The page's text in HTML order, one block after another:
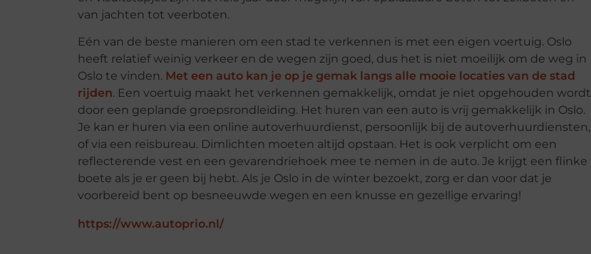
van jachten tot veerboten.
Eén van de beste manieren om een stad te verkennen is met een eigen voertuig. Oslo
heeft relatief weinig verkeer en de wegen zijn goed, dus het is niet moeilijk om de weg in
Oslo te vinden. Met een auto kan je op je gemak langs alle mooie locaties van de stad
rijden. Een voertuig maakt het verkennen gemakkelijk, omdat je niet opgehouden wordt
door een geplande groepsrondleiding. Het huren van een auto is vrij gemakkelijk in Oslo.
Je kan er huren via een online autoverhuurdienst, persoonlijk bij de autoverhuurdiensten,
of via een reisbureau. Dimlichten moeten altijd opstaan. Het is ook verplicht om een
reflecterende vest en een gevarendriehoek mee te nemen in de auto. Je krijgt een flinke
boete als je er geen bij hebt. Als je Oslo in de winter bezoekt, zorg er dan voor dat je
voorbereid bent op besneeuwde wegen en een knusse en gezellige ervaring!
https://www.autoprio.nl/